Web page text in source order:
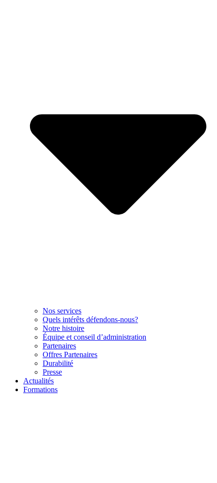
Nos services
Quels intérêts défendons-nous?
Notre histoire
Équipe et conseil d’administration
Partenaires
Offres Partenaires
Durabilité
Presse
Actualités
Formations